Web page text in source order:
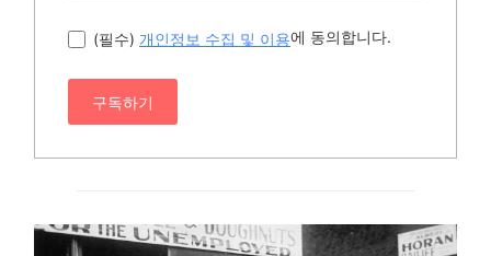
(필수) 개인정보 수집 및 이용에 동의합니다.
구독하기